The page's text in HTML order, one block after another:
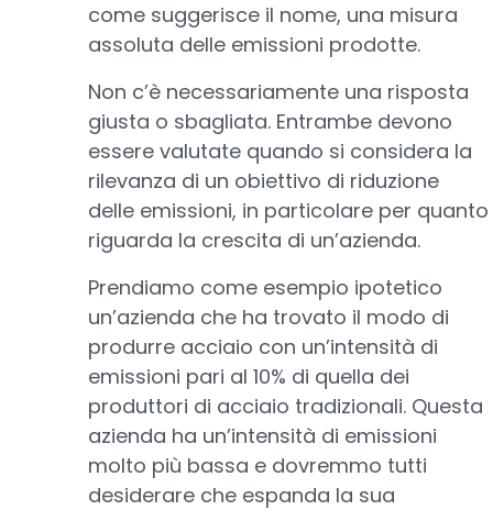
come suggerisce il nome, una misura
assoluta delle emissioni prodotte.
Non c’è necessariamente una risposta
giusta o sbagliata. Entrambe devono
essere valutate quando si considera la
rilevanza di un obiettivo di riduzione
delle emissioni, in particolare per quanto
riguarda la crescita di un’azienda.
Prendiamo come esempio ipotetico
un’azienda che ha trovato il modo di
produrre acciaio con un’intensità di
emissioni pari al 10% di quella dei
produttori di acciaio tradizionali. Questa
azienda ha un’intensità di emissioni
molto più bassa e dovremmo tutti
desiderare che espanda la sua